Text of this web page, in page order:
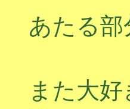
あたる
また大